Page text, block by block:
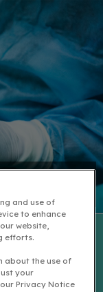
nestje
hun huisdier
and use of
to enhance
website,
efforts.
about the use of
your
Privacy Notice